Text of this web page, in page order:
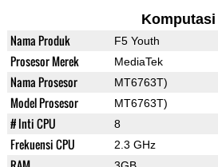
Komputasi
Nama Produk F5 Youth
Prosesor Merek MediaTek
Nama Prosesor MT6763T)
Model Prosesor MT6763T)
# Inti CPU 8
Frekuensi CPU 2.3 GHz